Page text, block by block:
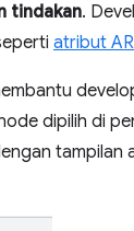
tindakan.
atribut
dipilih di